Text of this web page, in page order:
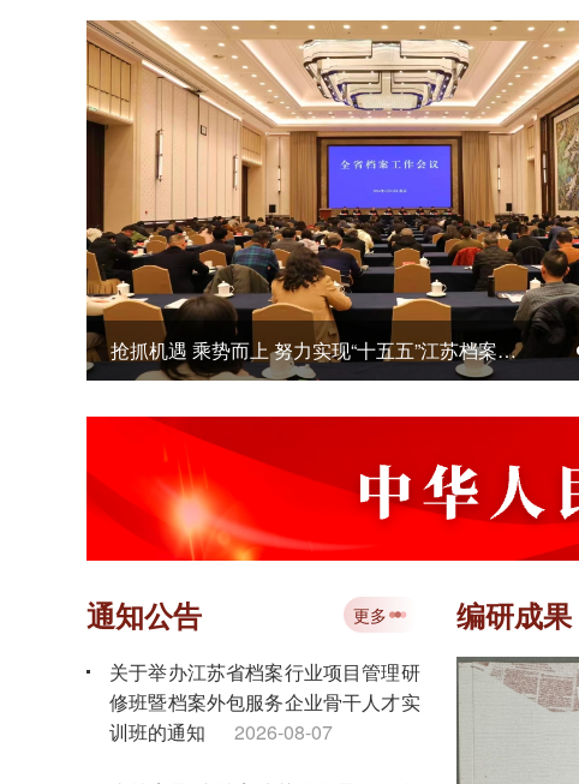
兰台聚力书华章 马踏春风启新程——江苏省档案馆召开2025年度总结表彰大会
通知公告 更多
关于举办江苏省档案行业项目管理研
修班暨档案外包服务企业骨干人才实
训班的通知
2026-08-07
编研成果